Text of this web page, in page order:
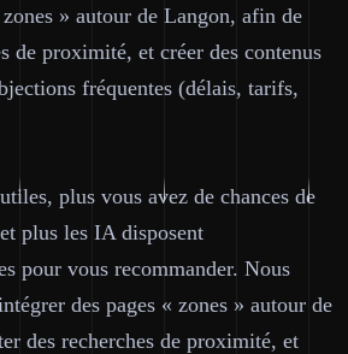
» autour de Langon, afin de
de proximité, et créer des contenus
fréquentes (délais, tarifs,
plus vous avez de chances de
plus les IA disposent
pour vous recommander. Nous
des pages « zones » autour de
des recherches de proximité, et